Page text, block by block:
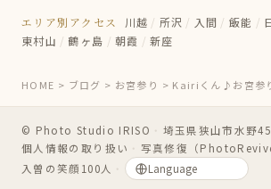
エリア別アクセス 川越 / 所沢 / 入間 / 飯能 /
東村山 / 鶴ヶ島 / 朝霞 / 新座
HOME > ブログ > お宮参り > Kairiくん♪お宮参
© Photo Studio IRISO ・ 埼玉県狭山市水野
個人情報の取り扱い ・ 写真修復（PhotoRevive
入曽の笑顔100人 ・